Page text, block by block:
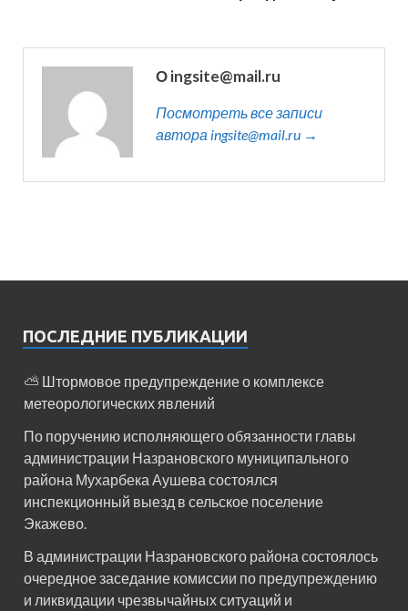
О ingsite@mail.ru
Посмотреть все записи
автора ingsite@mail.ru →
ПОСЛЕДНИЕ ПУБЛИКАЦИИ
⛅️ Штормовое предупреждение о комплексе
метеорологических явлений
По поручению исполняющего обязанности главы
администрации Назрановского муниципального
района Мухарбека Аушева состоялся
инспекционный выезд в сельское поселение
Экажево.
В администрации Назрановского района состоялось
очередное заседание комиссии по предупреждению
и ликвидации чрезвычайных ситуаций и